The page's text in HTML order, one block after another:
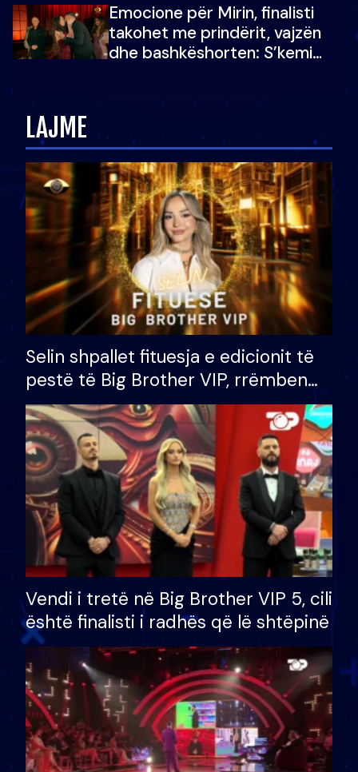
çmimin e madh
Emocione për Mirin, finalisti
takohet me prindërit, vajzën
dhe bashkëshorten: S’kemi
LAJME
Selin shpallet fituesja e edicionit të
pestë të Big Brother VIP, rrëmben
çmimin e madh prej 100 mijë eurosh
Vendi i tretë në Big Brother VIP 5, cili
është finalisti i radhës që lë shtëpinë